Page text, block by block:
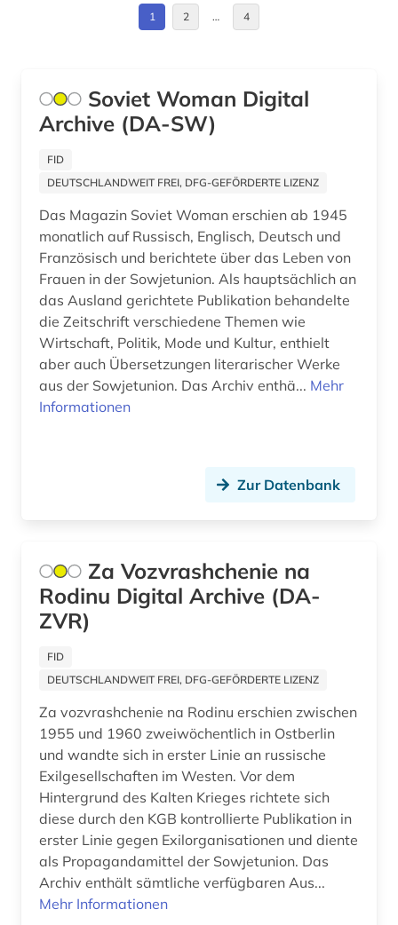
kalter krieg (1)
kaukasus (1)
kinderliteratur (1)
kino (4)
kirgisistan (1)
kollektivierung (1)
kommunismus (1)
litauen (1)
literatur (7)
literaturnaja gazeta (2)
militär (1)
militärwissenschaft (1)
mittelasien gus (1)
Osteuropa (12)
Rumänien (1)
Slowakei (1)
Slowenien (1)
Suedosteuropa (1)
Tschechische Republik (1)
USA (2)
Ukraine (10)
1 2 … 4
Soviet Woman Digital
Archive (DA-SW)
FID
DEUTSCHLANDWEIT FREI, DFG-GEFÖRDERTE LIZENZ
Das Magazin Soviet Woman erschien ab 1945
monatlich auf Russisch, Englisch, Deutsch und
Französisch und berichtete über das Leben von
Frauen in der Sowjetunion. Als hauptsächlich an
das Ausland gerichtete Publikation behandelte
die Zeitschrift verschiedene Themen wie
Wirtschaft, Politik, Mode und Kultur, enthielt
aber auch Übersetzungen literarischer Werke
aus der Sowjetunion. Das Archiv enthä... Mehr
Informationen
Zur Datenbank
Za Vozvrashchenie na
Rodinu Digital Archive (DA-
ZVR)
FID
DEUTSCHLANDWEIT FREI, DFG-GEFÖRDERTE LIZENZ
Za vozvrashchenie na Rodinu erschien zwischen
1955 und 1960 zweiwöchentlich in Ostberlin
und wandte sich in erster Linie an russische
Exilgesellschaften im Westen. Vor dem
Hintergrund des Kalten Krieges richtete sich
diese durch den KGB kontrollierte Publikation in
erster Linie gegen Exilorganisationen und diente
als Propagandamittel der Sowjetunion. Das
Archiv enthält sämtliche verfügbaren Aus...
Mehr Informationen